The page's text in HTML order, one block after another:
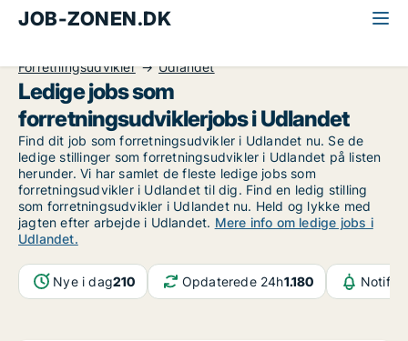
JOB-ZONEN.DK
Forretningsudvikler
Udlandet
Ledige jobs som
forretningsudviklerjobs i Udlandet
Find dit job som forretningsudvikler i Udlandet nu. Se de
ledige stillinger som forretningsudvikler i Udlandet på listen
herunder. Vi har samlet de fleste ledige jobs som
forretningsudvikler i Udlandet til dig. Find en ledig stilling
som forretningsudvikler i Udlandet nu. Held og lykke med
jagten efter arbejde i Udlandet. Mere info om ledige jobs i
Udlandet.
Nye i dag210 Opdaterede 24h1.180